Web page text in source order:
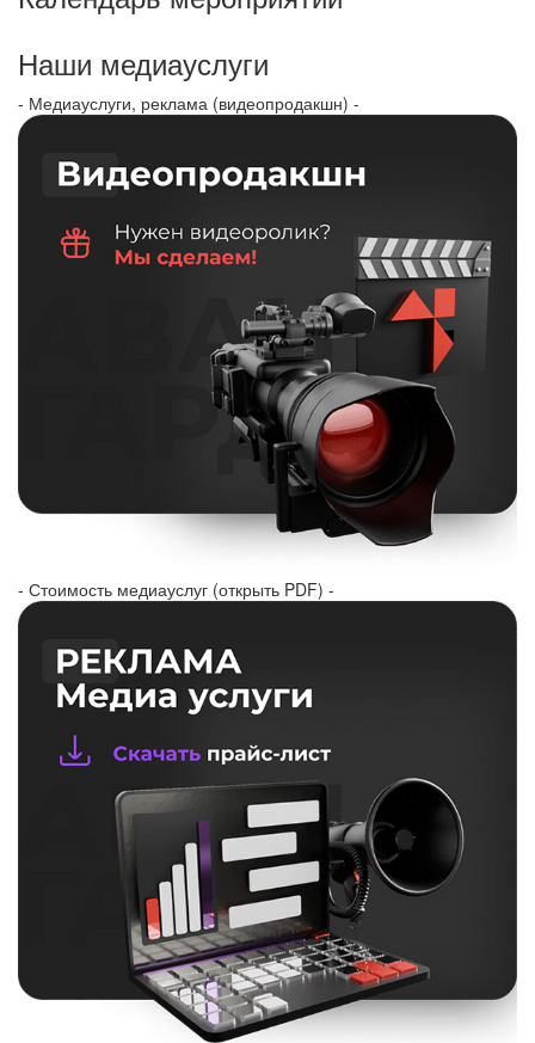
Наши медиауслуги
- Медиауслуги, реклама (видеопродакшн) -
- Стоимость медиауслуг (открыть PDF) -